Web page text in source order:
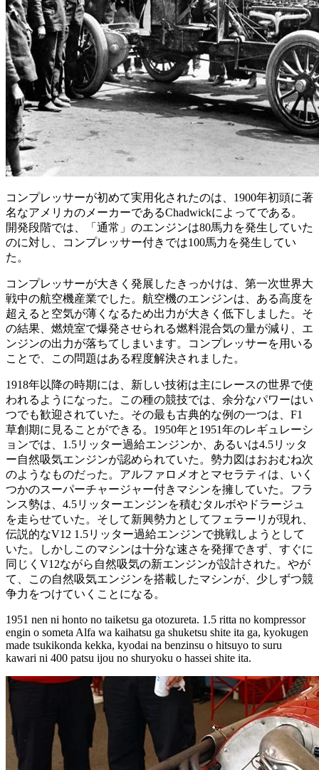
コンプレッサーが初めて実用化されたのは、1900年初頭に著
名なアメリカのメーカーであるChadwickによってである。
開発段階では、「通常」のエンジンは80馬力を発生していた
のに対し、コンプレッサー付きでは100馬力を発生してい
た。
コンプレッサーが大きく発展したきっかけは、第一次世界大
戦中の航空機産業でした。航空機のエンジンは、ある高度を
超えると空気が薄くなるため出力が大きく低下しました。そ
の結果、燃焼室で爆発させられる燃料混合気の量が減り、エ
ンジンの出力が落ちてしまいます。コンプレッサーを用いる
ことで、この問題はある程度解決されました。
1918年以降の時期には、新しい技術は主にレースの世界で使
われるようになった。この種の競技では、余分なパワーはい
つでも歓迎されていた。その最も古典的な例の一つは、F1
草創期に見ることができる。1950年と1951年のレギュレーシ
ョンでは、1.5リッター過給エンジンか、あるいは4.5リッタ
ー自然吸気エンジンが認められていた。勢力図はおおむね次
のようなものだった。アルファロメオとマセラティは、いく
つかのスーパーチャージャー付きマシンを擁していた。フラ
ンス勢は、4.5リッターエンジンを積むタルボやドラージュ
を走らせていた。そして新興勢力としてフェラーリが現れ、
伝説的なV12 1.5リッター過給エンジンで挑戦しようとして
いた。しかしこのマシンは十分な速さを発揮できず、すぐに
同じくV12ながら自然吸気の新エンジンが設計された。やが
て、この自然吸気エンジンを搭載したマシンが、少しずつ競
争力をつけていくことになる。
1951 nen ni honto no taiketsu ga otozureta. 1.5 ritta no kompressor
engin o someta Alfa wa kaihatsu ga shuketsu shite ita ga, kyokugen
made tsukikonda kekka, kyodai na benzinsu o hitsuyo to suru
kawari ni 400 patsu ijou no shuryoku o hassei shite ita.